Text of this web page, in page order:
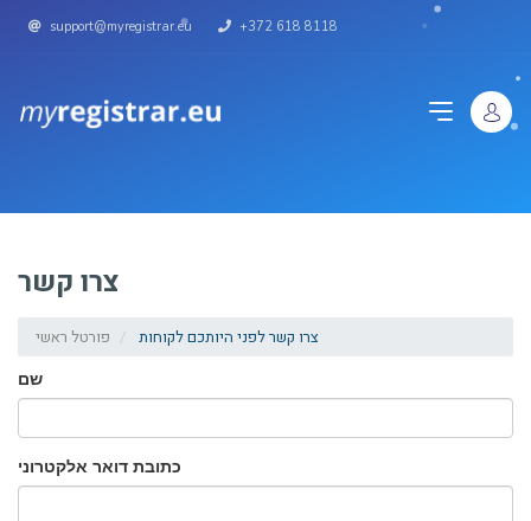
support@myregistrar.eu +372 618 8118
צרו קשר
פורטל ראשי
צרו קשר לפני היותכם לקוחות
שם
כתובת דואר אלקטרוני